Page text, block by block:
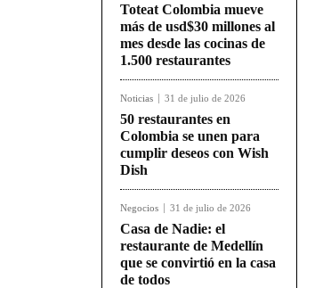
Toteat Colombia mueve
más de usd$30 millones al
mes desde las cocinas de
1.500 restaurantes
Noticias 31 de julio de 2026
50 restaurantes en
Colombia se unen para
cumplir deseos con Wish
Dish
Negocios 31 de julio de 2026
Casa de Nadie: el
restaurante de Medellín
que se convirtió en la casa
de todos